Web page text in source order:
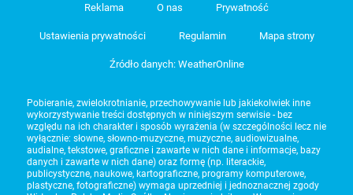
Reklama O nas Prywatność
Ustawienia prywatności Regulamin Mapa strony
Źródło danych: WeatherOnline
Pobieranie, zwielokrotnianie, przechowywanie lub jakiekolwiek inne
wykorzystywanie treści dostępnych w niniejszym serwisie - bez
względu na ich charakter i sposób wyrażenia (w szczególności lecz nie
wyłącznie: słowne, słowno-muzyczne, muzyczne, audiowizualne,
audialne, tekstowe, graficzne i zawarte w nich dane i informacje, bazy
danych i zawarte w nich dane) oraz formę (np. literackie,
publicystyczne, naukowe, kartograficzne, programy komputerowe,
plastyczne, fotograficzne) wymaga uprzedniej i jednoznacznej zgody